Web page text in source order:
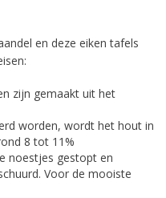
en deze eiken tafels
zijn gemaakt uit het
worden, wordt het hout in
8 tot 11%
noestjes gestopt en
Voor de mooiste